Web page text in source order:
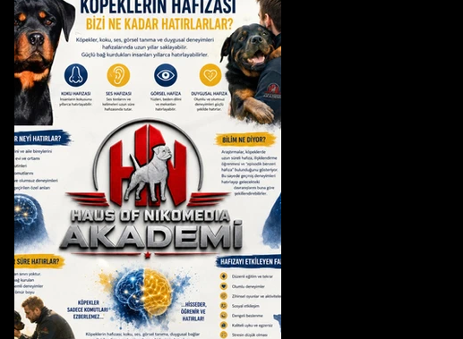
görsellerin fikrî mülkiyet hakları saklıdır. Giriş
Köpekler insanlar gibi konuşarak iletişim k